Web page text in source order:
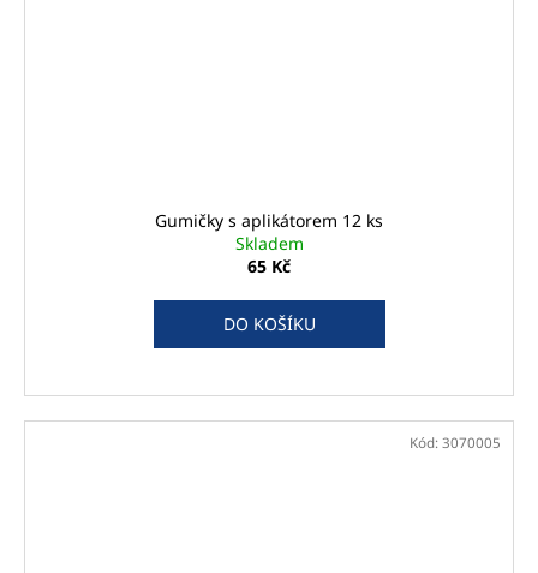
Gumičky s aplikátorem 12 ks
Skladem
65 Kč
DO KOŠÍKU
Kód: 3070005